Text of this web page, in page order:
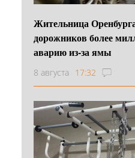
Жительница
дорожников более
аварию из-за ямы
8 августа 17:32